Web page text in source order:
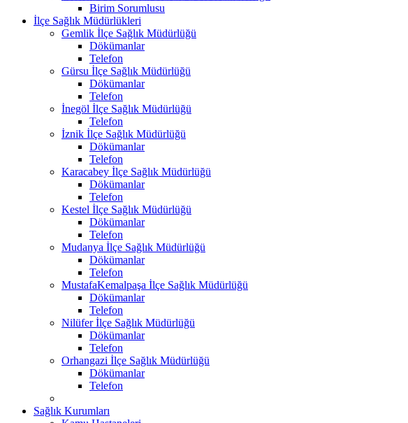
Birim Sorumlusu
İlçe Sağlık Müdürlükleri
Gemlik İlçe Sağlık Müdürlüğü
Dökümanlar
Telefon
Gürsu İlçe Sağlık Müdürlüğü
Dökümanlar
Telefon
İnegöl İlçe Sağlık Müdürlüğü
Telefon
İznik İlçe Sağlık Müdürlüğü
Dökümanlar
Telefon
Karacabey İlçe Sağlık Müdürlüğü
Dökümanlar
Telefon
Kestel İlçe Sağlık Müdürlüğü
Dökümanlar
Telefon
Mudanya İlçe Sağlık Müdürlüğü
Dökümanlar
Telefon
MustafaKemalpaşa İlçe Sağlık Müdürlüğü
Dökümanlar
Telefon
Nilüfer İlçe Sağlık Müdürlüğü
Dökümanlar
Telefon
Orhangazi İlçe Sağlık Müdürlüğü
Dökümanlar
Telefon
Sağlık Kurumları